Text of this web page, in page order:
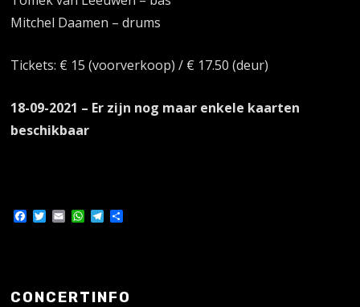
Mitchel Daamen – drums
Tickets: € 15 (voorverkoop) / € 17.50 (deur)
18-09-2021 – Er zijn nog maar enkele kaarten
beschikbaar
Facebook
TwitterEmailWhatsApp
Telegram
CONCERTINFO